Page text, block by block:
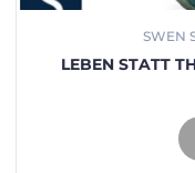
SWEN
LEBEN STATT
IN